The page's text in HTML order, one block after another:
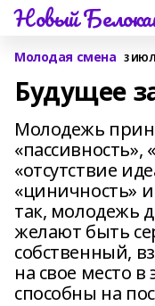
Новый
Молодая смена 3
Будущее
Молодежь
«пассивность»,
«отсутствие
«циничность»
так, молодежь
желают быть
собственный,
на свое место
способны на